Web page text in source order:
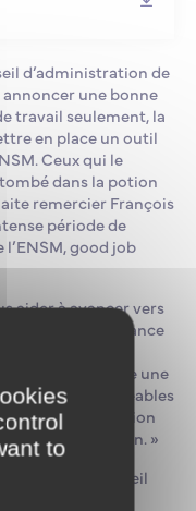
d’administration de
annoncer une bonne
travail seulement, la
en place un outil
Ceux qui le
dans la potion
remercier François
période de
good job
aider à avancer vers
et de performance
de présider le
école, qui trace une
là inenvisageables
et à disposition
qui démarre bien. »
du conseil
to